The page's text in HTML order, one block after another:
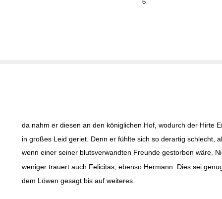
6
da nahm er diesen an den königlichen Hof, wodurch der Hirte
in großes Leid geriet. Denn er fühlte sich so derartig schlecht,
wenn einer seiner blutsverwandten Freunde gestorben wäre.
weniger trauert auch Felicitas, ebenso Hermann. Dies sei
dem Löwen gesagt bis auf weiteres.